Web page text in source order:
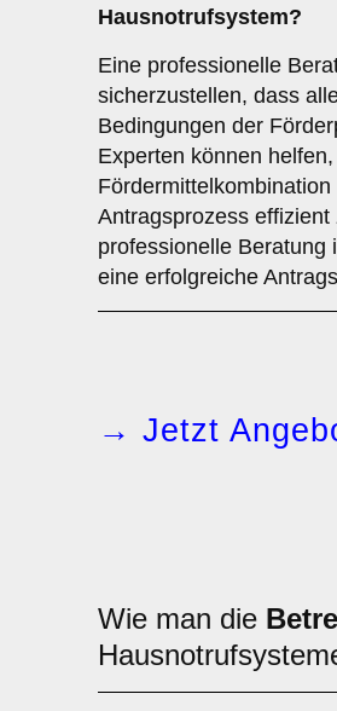
Hausnotrufsystem?
Eine professionelle
sicherzustellen, dass
Bedingungen der
Experten können
Antragsprozess
professionelle Beratung
eine erfolgreiche
→ Jetzt
Wie man die